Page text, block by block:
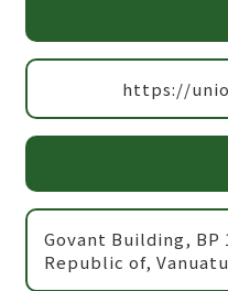
https://
Govant Building, BP
Republic of, Vanuatu